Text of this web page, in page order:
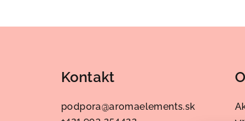
Kontakt
podpora@aromaelements.sk